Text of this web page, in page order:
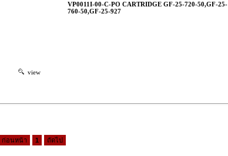
view
VP0011I-00-C-PO CARTRIDGE GF-25-720-50,GF-25-
760-50,GF-25-927
ก่อนหน้า 1 ถัดไป